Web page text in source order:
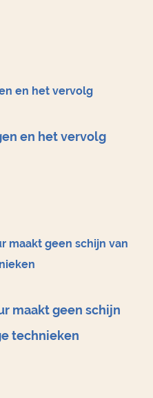
en het vervolg
maakt geen schijn
technieken